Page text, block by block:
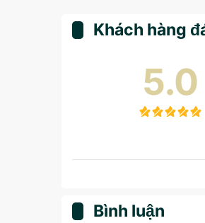
Khách hàng
5.0
Bình luận